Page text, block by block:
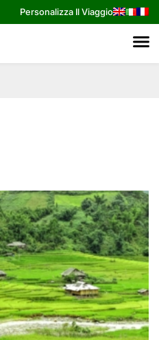
Personalizza Il Viaggio